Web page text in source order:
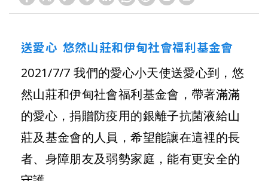
送愛心 悠然山莊和伊甸社會福利基金會
2021/7/7 我們的愛心小天使送愛心到，悠
然山莊和伊甸社會福利基金會，帶著滿滿
的愛心，捐贈防疫用的銀離子抗菌液給山
莊及基金會的人員，希望能讓在這裡的長
者、身障朋友及弱勢家庭，能有更安全的